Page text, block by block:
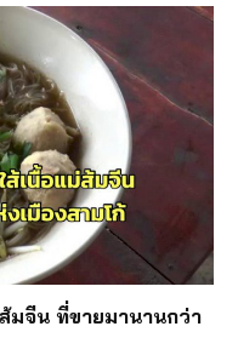
มจีน ที่ขายมานานกว่า